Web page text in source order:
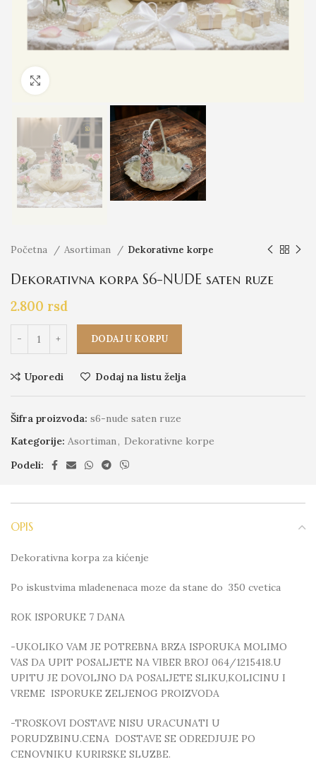
Početna Asortiman Dekorativne korpe
Dekorativna korpa S6-NUDE saten ruze
2.800 rsd
DODAJ U KORPU
Uporedi Dodaj na listu želja
Šifra proizvoda: s6-nude saten ruze
Kategorije: Asortiman, Dekorativne korpe
Podeli:
OPIS
Dekorativna korpa za kićenje
Po iskustvima mladenenaca moze da stane do 350 cvetica
ROK ISPORUKE 7 DANA
-UKOLIKO VAM JE POTREBNA BRZA ISPORUKA MOLIMO
VAS DA UPIT POSALJETE NA VIBER BROJ 064/1215418.U
UPITU JE DOVOLJNO DA POSALJETE SLIKU,KOLICINU I
VREME ISPORUKE ZELJENOG PROIZVODA
-TROSKOVI DOSTAVE NISU URACUNATI U
PORUDZBINU.CENA DOSTAVE SE ODREDJUJE PO
CENOVNIKU KURIRSKE SLUZBE.